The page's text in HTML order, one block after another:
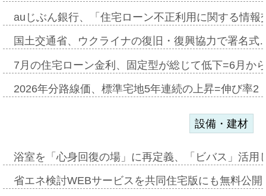
auじぶん銀行、「住宅ローン不正利用に関する情
国土交通省、ウクライナの復旧・復興協力で署名
7月の住宅ローン金利、固定型が総じて低下=6月か
2026年分路線価、標準宅地5年連続の上昇=伸び率
設備・建材
浴室を「心身回復の場」に再定義、「ビバス」活
省エネ検討WEBサービスを共同住宅版にも無料公